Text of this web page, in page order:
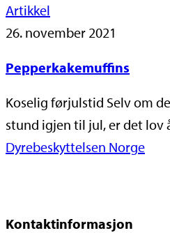
Artikkel
26. november 2021
Pepperkakemuffins
Koselig førjulstid Selv om
stund igjen til jul, er det lov
Dyrebeskyttelsen Norge
Kontaktinformasjon